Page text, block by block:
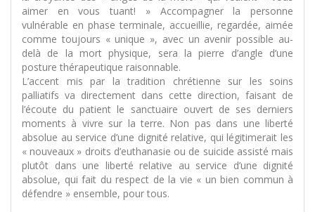
aimer en vous tuant! » Accompagner la personne
vulnérable en phase terminale, accueillie, regardée, aimée
comme toujours « unique », avec un avenir possible au-
delà de la mort physique, sera la pierre d’angle d’une
posture thérapeutique raisonnable.
L’accent mis par la tradition chrétienne sur les soins
palliatifs va directement dans cette direction, faisant de
l’écoute du patient le sanctuaire ouvert de ses derniers
moments à vivre sur la terre. Non pas dans une liberté
absolue au service d’une dignité relative, qui légitimerait les
« nouveaux » droits d’euthanasie ou de suicide assisté mais
plutôt dans une liberté relative au service d’une dignité
absolue, qui fait du respect de la vie « un bien commun à
défendre » ensemble, pour tous.